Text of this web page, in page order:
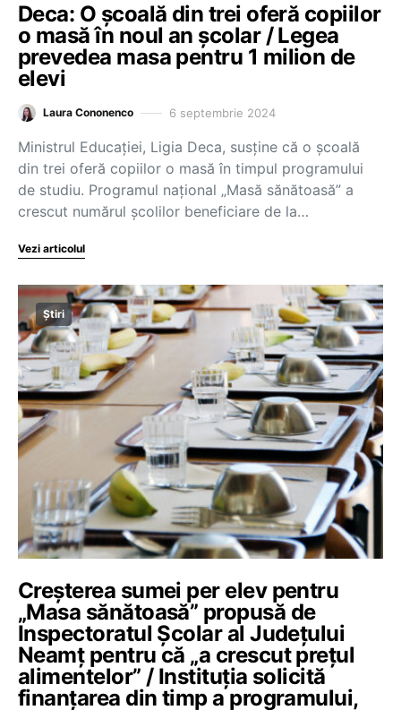
Deca: O școală din trei oferă copiilor
o masă în noul an școlar / Legea
prevedea masa pentru 1 milion de
elevi
Laura Cononenco 6 septembrie 2024
Ministrul Educației, Ligia Deca, susține că o școală
din trei oferă copiilor o masă în timpul programului
de studiu. Programul național „Masă sănătoasă” a
crescut numărul școlilor beneficiare de la…
Vezi articolul
Știri
Creșterea sumei per elev pentru
„Masa sănătoasă” propusă de
Inspectoratul Școlar al Județului
Neamț pentru că „a crescut prețul
alimentelor” / Instituția solicită
finanțarea din timp a programului,